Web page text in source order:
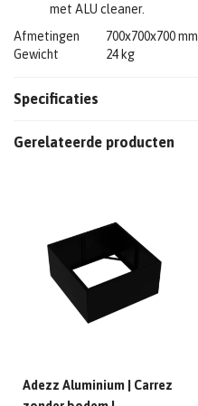
met ALU cleaner.
Afmetingen
700x700x700 mm
Gewicht
24 kg
Specificaties
Gerelateerde producten
Adezz Aluminium | Carrez